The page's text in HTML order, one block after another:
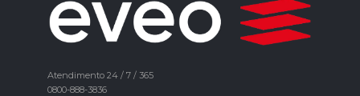
Atendimento 24 / 7 / 365
0800-888-3836